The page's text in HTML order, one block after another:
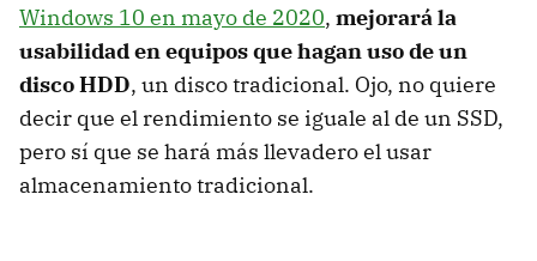
Windows 10 en mayo de 2020, mejorará la
usabilidad en equipos que hagan uso de un
disco HDD, un disco tradicional. Ojo, no quiere
decir que el rendimiento se iguale al de un SSD,
pero sí que se hará más llevadero el usar
almacenamiento tradicional.